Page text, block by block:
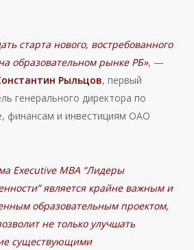
старта нового, востребованного
образовательном рынке РБ», —
Рыльцов, первый
генерального директора по
финансам и инвестициям ОАО
Executive MBA “Лидеры
является крайне важным и
образовательным проектом,
не только улучшать
существующими